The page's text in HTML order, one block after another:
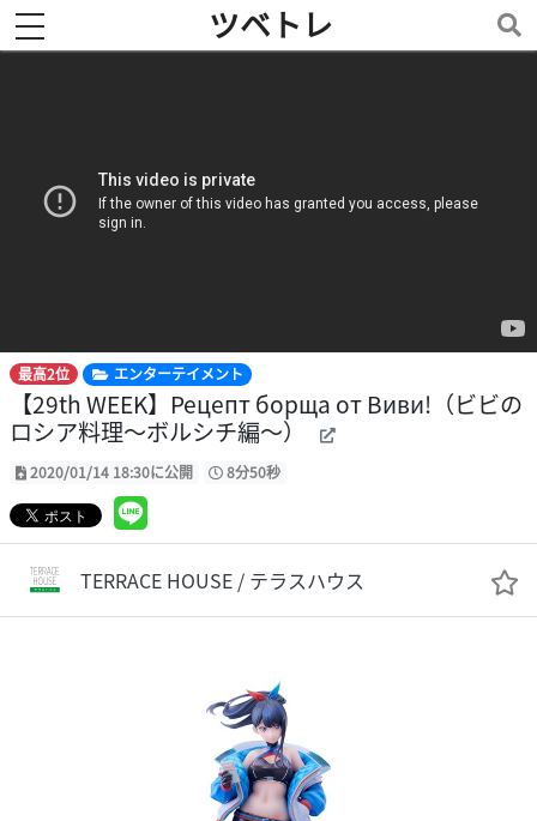
toggle navigation ツベトレ
最高2位 エンターテイメント
【29th WEEK】Рецепт борща от Виви!（ビビの
ロシア料理～ボルシチ編～）
2020/01/14 18:30に公開 8分50秒
TERRACE HOUSE / テラスハウス